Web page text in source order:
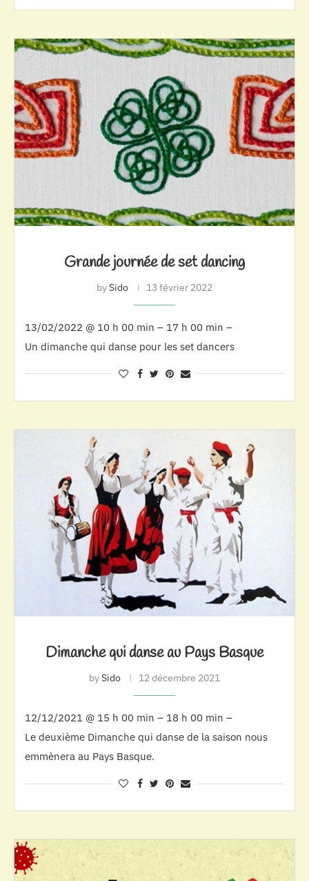
Grande journée de set dancing
bySido 13 février 2022
13/02/2022 @ 10 h 00 min – 17 h 00 min –
Un dimanche qui danse pour les set dancers
Dimanche qui danse au Pays Basque
bySido 12 décembre 2021
12/12/2021 @ 15 h 00 min – 18 h 00 min –
Le deuxième Dimanche qui danse de la saison nous
emmènera au Pays Basque.